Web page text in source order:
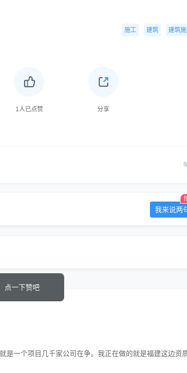
建筑
建筑
施工
1人已点赞 分享
我来说两
一个项目几千家公司在争。我正在做的就是福建这边
点一下赞吧